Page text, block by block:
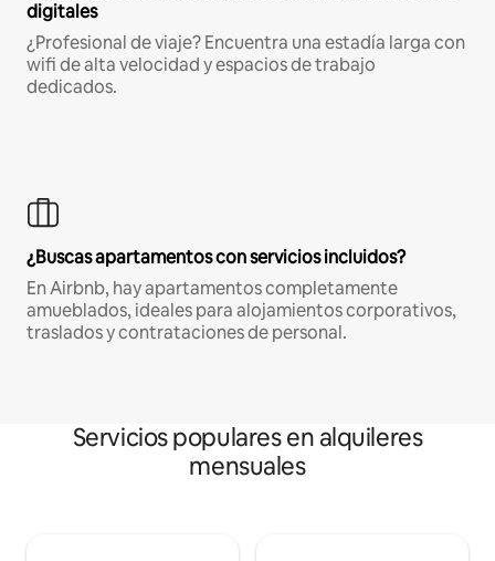
digitales
¿Profesional de viaje? Encuentra una estadía larga con
wifi de alta velocidad y espacios de trabajo
dedicados.
¿Buscas apartamentos con servicios incluidos?
En Airbnb, hay apartamentos completamente
amueblados, ideales para alojamientos corporativos,
traslados y contrataciones de personal.
Servicios populares en alquileres
mensuales